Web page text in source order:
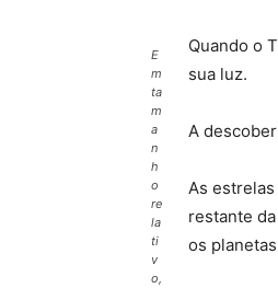
E
m
ta
m
a
n
h
o
re
la
ti
v
o,
Quando o
sua luz.
A
As
restante
os